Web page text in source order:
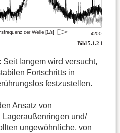
Seit langem wird versucht,
Fortschritts in
festzustellen.
Ansatz von
und/
ungewöhnliche, von